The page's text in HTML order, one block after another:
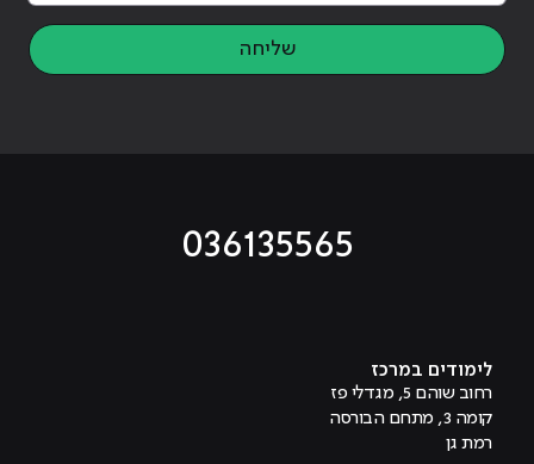
שליחה
036135565
לימודים במרכז
רחוב שוהם 5, מגדלי פז
קומה 3, מתחם הבורסה
רמת גן